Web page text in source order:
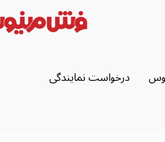
درخواست نمایندگی